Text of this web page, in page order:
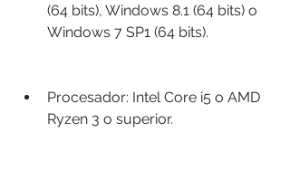
(64 bits), Windows 8.1 (64 bits) o
Windows 7 SP1 (64 bits).
Procesador: Intel Core i5 o AMD
Ryzen 3 o superior.